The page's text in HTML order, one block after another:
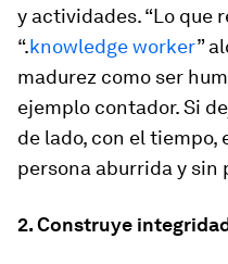
y actividades. “Lo que
“.knowledge worker”
madurez como ser
ejemplo contador. Si
de lado, con el tiempo,
persona aburrida y sin
2. Construye